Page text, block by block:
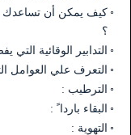
كيف يمكن أن تساعدك
؟
التدابير الوقائية التي
التعرف علي العوامل
الترطيب :
البقاء باردا ً :
التهوية :